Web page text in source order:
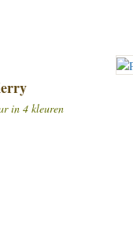
in 4 kleuren